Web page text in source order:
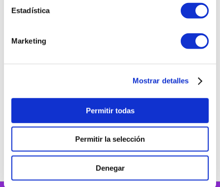
Estadística
Marketing
Mostrar detalles
Permitir todas
Permitir la selección
Denegar
BBVA, BCP, INTERBANK y Diners*
Nuestras marcas